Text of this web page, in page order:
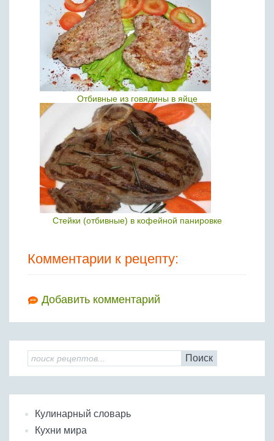
Отбивные из говядины в яйце
Стейки (отбивные) в кофейной панировке
Комментарии к рецепту:
Добавить комментарий
Поиск
Кулинарный словарь
Кухни мира